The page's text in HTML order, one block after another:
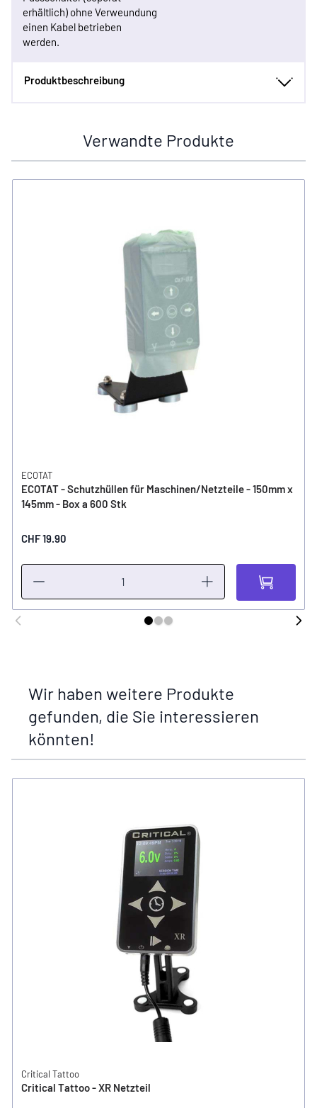
erhältlich) ohne Verweundung
einen Kabel betrieben
werden.
Produktbeschreibung
Verwandte Produkte
ECOTAT
ECOTAT - Schutzhüllen für Maschinen/Netzteile - 150mm x
145mm - Box a 600 Stk
CHF 19.90
Wir haben weitere Produkte
gefunden, die Sie interessieren
könnten!
Critical Tattoo
Critical Tattoo - XR Netzteil